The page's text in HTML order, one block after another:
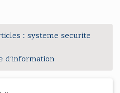
: systeme securite
d'information